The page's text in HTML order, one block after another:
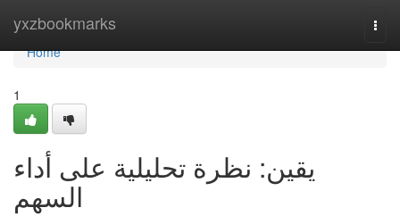
yxzbookmarks
Home
Home
1
يقين: نظرة تحليلية على أداء
السهم